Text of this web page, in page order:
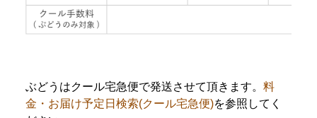
ぶどうはクール宅急便で発送させて頂きます。 料
金・お届け予定日検索(クール宅急便)を参照してく